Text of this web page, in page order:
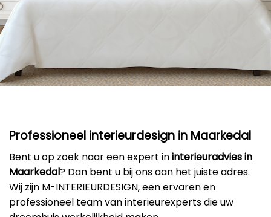
Professioneel interieurdesign in Maarkedal
Bent u op zoek naar een expert ininterieuradvies in
Maarkedal? Dan bent u bij ons aan het juiste adres.
Wij zijn M-INTERIEURDESIGN, een ervaren en
professioneel team van interieurexperts die uw